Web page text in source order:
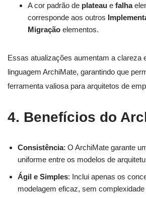
A cor padrão de plateau e falha
corresponde aos outros
Migração elementos.
Essas atualizações aumentam a clareza
linguagem ArchiMate, garantindo que
ferramenta valiosa para arquitetos de
4. Benefícios do
Consistência: O ArchiMate garante
uniforme entre os modelos de
Ágil e Simples: Inclui apenas os
modelagem eficaz, sem